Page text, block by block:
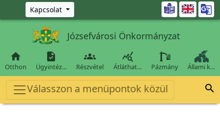
Ugrás a fő tartalomra
Kapcsolat 
Józsefvárosi Önkormányzat

Otthon

Ügyintéz…

Részvétel

Átláthat… Pázmány Állami k…
Válasszon a menüpontok közül 